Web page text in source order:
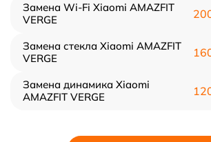
Замена Wi-Fi Xiaomi AMAZFIT
VERGE
Замена стекла Xiaomi AMAZFIT
VERGE
Замена динамика Xiaomi
AMAZFIT VERGE